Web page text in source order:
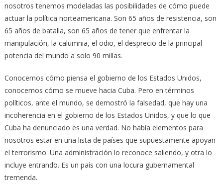
nosotros tenemos modeladas las posibilidades de cómo puede
actuar la política norteamericana. Son 65 años de resistencia, son
65 años de batalla, son 65 años de tener que enfrentar la
manipulación, la calumnia, el odio, el desprecio de la principal
potencia del mundo a solo 90 millas.
Conocemos cómo piensa el gobierno de los Estados Unidos,
conocemos cómo se mueve hacia Cuba. Pero en términos
políticos, ante el mundo, se demostró la falsedad, que hay una
incoherencia en el gobierno de los Estados Unidos, y que lo que
Cuba ha denunciado es una verdad. No había elementos para
nosotros estar en una lista de países que supuestamente apoyan
el terrorismo. Una administración lo reconoce saliendo, y otra lo
incluye entrando. Es un país con una locura gubernamental
tremenda.